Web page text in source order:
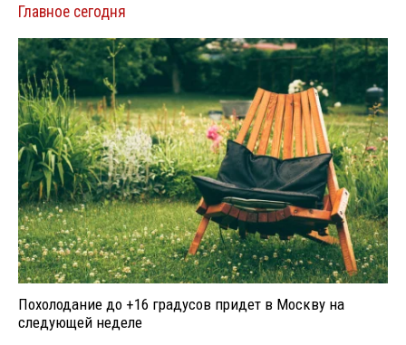
Главное сегодня
Похолодание до +16 градусов придет в Москву на
следующей неделе